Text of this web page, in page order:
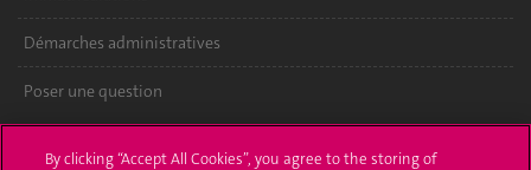
Démarches administratives
Poser une question
By clicking “Accept All Cookies”, you agree to the storing of